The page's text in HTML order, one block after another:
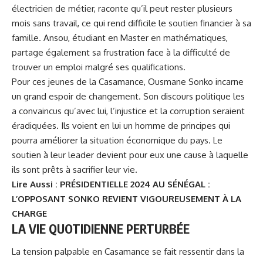
électricien de métier, raconte qu’il peut rester plusieurs
mois sans travail, ce qui rend difficile le soutien financier à sa
famille. Ansou, étudiant en Master en mathématiques,
partage également sa frustration face à la difficulté de
trouver un emploi malgré ses qualifications.
Pour ces jeunes de la Casamance, Ousmane Sonko incarne
un grand espoir de changement. Son discours politique les
a convaincus qu’avec lui, l’injustice et la corruption seraient
éradiquées. Ils voient en lui un homme de principes qui
pourra améliorer la situation économique du pays. Le
soutien à leur leader devient pour eux une cause à laquelle
ils sont prêts à sacrifier leur vie.
Lire Aussi : PRÉSIDENTIELLE 2024 AU SÉNÉGAL :
L’OPPOSANT SONKO REVIENT VIGOUREUSEMENT À LA
CHARGE
LA VIE QUOTIDIENNE PERTURBÉE
La tension palpable en Casamance se fait ressentir dans la